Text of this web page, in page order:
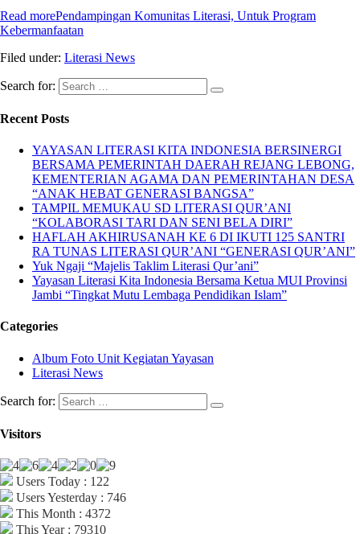
Read morePendampingan Komunitas Literasi, Untuk Program
Kebermanfaatan
Filed under: Literasi News
Search for:
Recent Posts
YAYASAN LITERASI KITA INDONESIA BERSINERGI
BERSAMA PEMERINTAH DAERAH REJANG LEBONG,
KEMENTERIAN AGAMA DAN PEMERINTAHAN DESA
“ANAK HEBAT GENERASI BANGSA”
TAMPIL MEMUKAU SD LITERASI QUR’ANI
“KOLABORASI TARI DAN SENI BELA DIRI”
HAFLAH AKHIRUSANAH KE 6 DI IKUTI 125 SANTRI
RA TUNAS LITERASI QUR’ANI “GENERASI QUR’ANI”
Yuk Ngaji “Majelis Taklim Literasi Qur’ani”
Yayasan Literasi Kita Indonesia Bersama Ketua MUI Provinsi
Jambi “Tingkat Mutu Lembaga Pendidikan Islam”
Categories
Album Foto Unit Kegiatan Yayasan
Literasi News
Search for:
Visitors
Users Today : 122
Users Yesterday : 746
This Month : 4372
This Year : 79310